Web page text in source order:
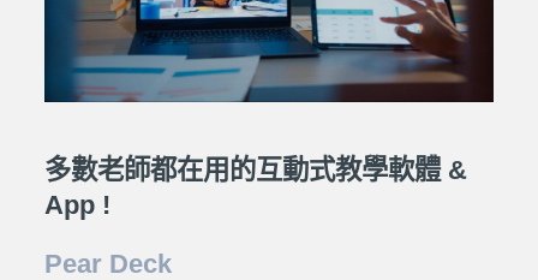
多數老師都在用的互動式教學軟體 &
App !
Pear Deck